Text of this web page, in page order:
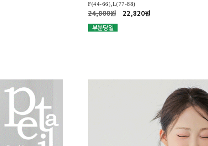
F(44-66),L(77-88)
24,800원 22,820원